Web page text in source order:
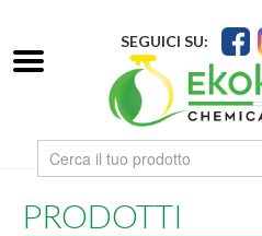
SEGUICI SU:
PRODOTTI